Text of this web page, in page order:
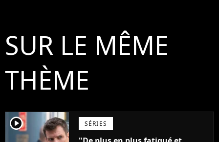
SUR LE MÊME
THÈME
player2 SÉRIES